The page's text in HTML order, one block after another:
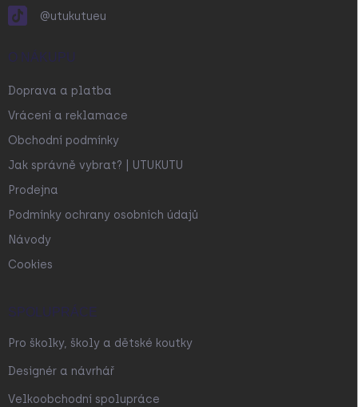
@utukutueu
O NÁKUPU
Doprava a platba
Vrácení a reklamace
Obchodní podmínky
Jak správně vybrat? | UTUKUTU
Prodejna
Podmínky ochrany osobních údajů
Návody
Cookies
SPOLUPRÁCE
Pro školky, školy a dětské koutky
Designér a návrhář
Velkoobchodní spolupráce